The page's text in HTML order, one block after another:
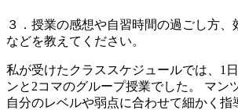
３．授業の感想や自習時間の過ごし方
などを教えてください。
私が受けたクラススケジュールでは、1
ンと2コマのグループ授業でした。 マン
自分のレベルや弱点に合わせて細かく指